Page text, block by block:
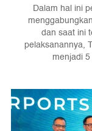
Dalam hal ini
dan saat ini
pelaksanannya,
menjadi